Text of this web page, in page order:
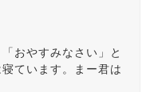
おやすみなさい」と
ています。まー君は